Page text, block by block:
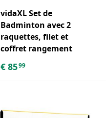
vidaXL Set de
Badminton avec 2
raquettes, filet et
coffret rangement
€ 8599